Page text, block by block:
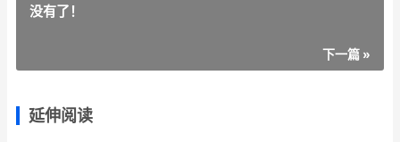
没有了！
下一篇 »
延伸阅读